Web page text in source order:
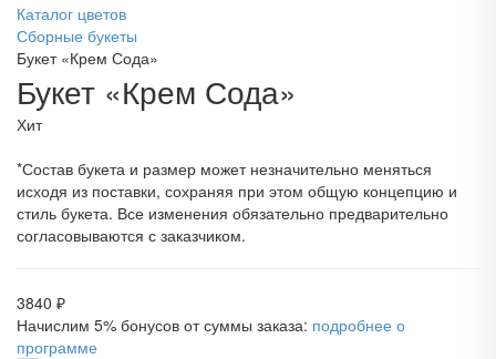
Каталог цветов
Сборные букеты
Букет «Крем Сода»
Букет «Крем Сода»
Хит
*Состав букета и размер может незначительно меняться
исходя из поставки, сохраняя при этом общую концепцию и
стиль букета. Все изменения обязательно предварительно
согласовываются с заказчиком.
3840 ₽
Начислим 5% бонусов от суммы заказа: подробнее о
программе